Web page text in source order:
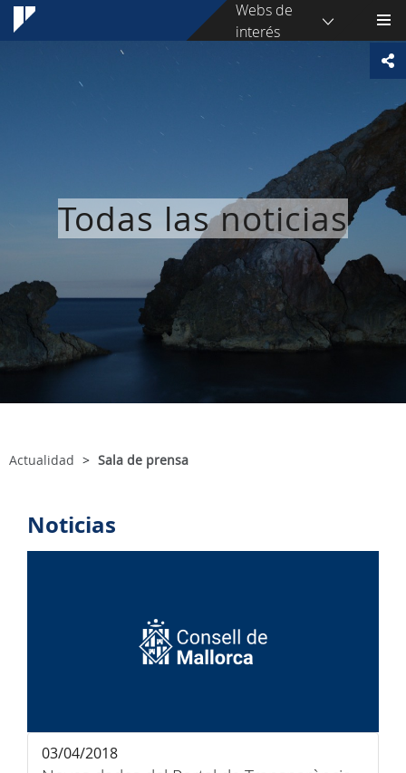
Webs de
interés
Todas las noticias
Actualidad Sala de prensa
Noticias
03/04/2018